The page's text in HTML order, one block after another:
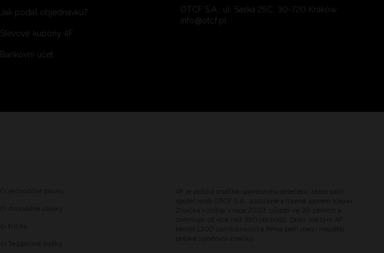
Jak podat objednávku?
Slevové kupóny 4F
Bankovní účet
OTCF S.A., ul. Saska 25C, 30-720 Kraków
info@otcf.pl